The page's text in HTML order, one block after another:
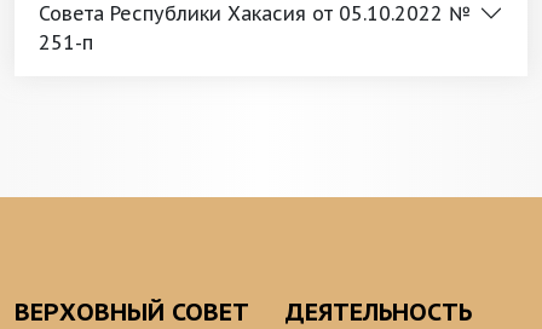
Совета Республики Хакасия от 05.10.2022 №
251-п
ВЕРХОВНЫЙ СОВЕТ
ДЕЯТЕЛЬНОСТЬ